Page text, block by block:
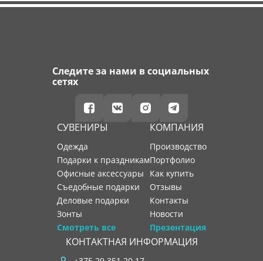
Следите за нами в социальных
сетях
СУВЕНИРЫ
Одежда
Подарки к праздникам
Офисные аксессуары
Съедобные подарки
Деловые подарки
Зонты
Смотреть все
КОМПАНИЯ
производство
портфолио
как купить
отзывы
контакты
новости
Презентация
КОНТАКТНАЯ ИНФОРМАЦИЯ